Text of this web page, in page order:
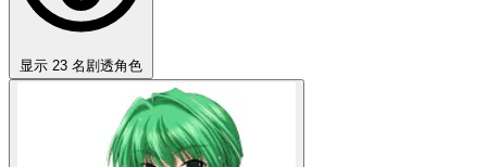
显示 23 名剧透角色